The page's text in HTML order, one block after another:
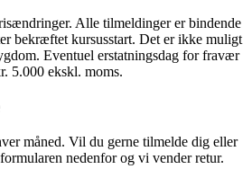
Alle tilmeldinger er bindende
bekræftet kursusstart. Det er ikke muligt
Eventuel erstatningsdag for fravær
5.000 ekskl. moms.
måned. Vil du gerne tilmelde dig eller
nedenfor og vi vender retur.